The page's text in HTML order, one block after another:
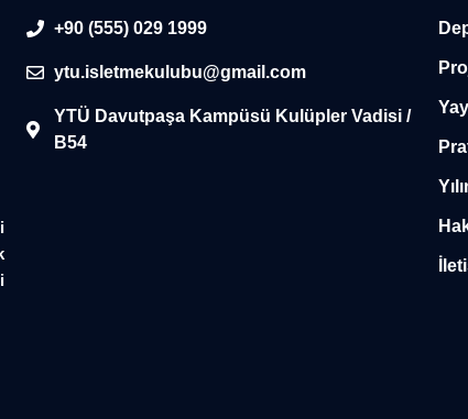
+90 (555) 029 1999
ytu.isletmekulubu@gmail.com
YTÜ Davutpaşa Kampüsü Kulüpler Vadisi /
B54